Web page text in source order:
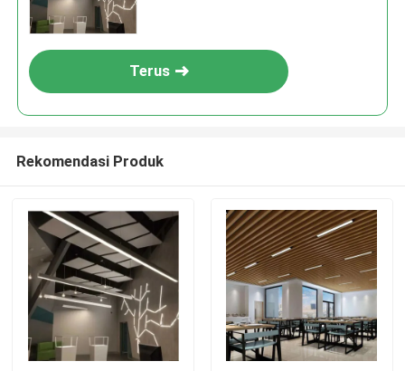
Terus
Rekomendasi Produk